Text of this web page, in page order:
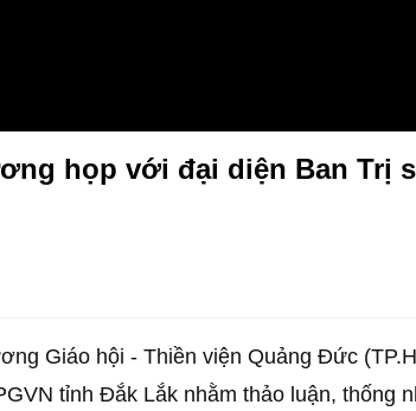
họp với đại diện Ban Trị
Giáo hội - Thiền viện Quảng Đức
tỉnh Đắk Lắk nhằm thảo luận, thống